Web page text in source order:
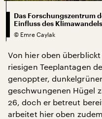
Das Forschungszentrum
Einfluss des
© Emre Caylak
Von hier oben
riesigen Teeplantagen
genoppter,
geschwungenen Hügel
26, doch er betreut
arbeitet hier oben